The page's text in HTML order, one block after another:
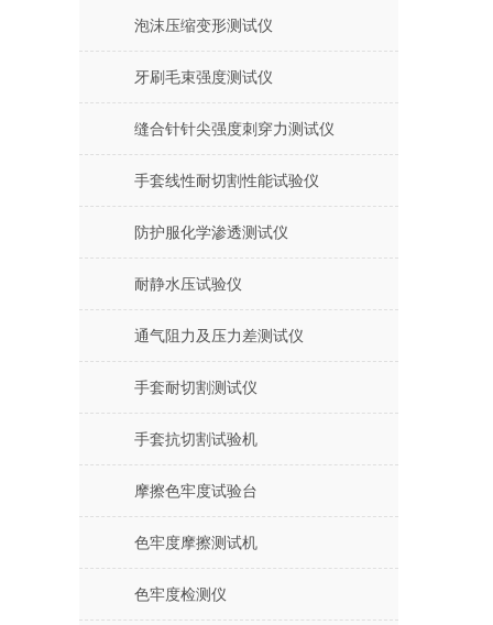
泡沫压缩变形测试仪
牙刷毛束强度测试仪
缝合针针尖强度刺穿力测试仪
手套线性耐切割性能试验仪
防护服化学渗透测试仪
耐静水压试验仪
通气阻力及压力差测试仪
手套耐切割测试仪
手套抗切割试验机
摩擦色牢度试验台
色牢度摩擦测试机
色牢度检测仪